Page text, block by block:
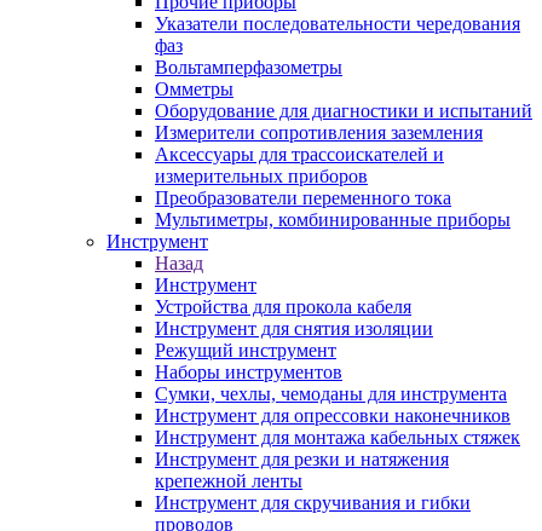
Указатели последовательности чередования
фаз
Вольтамперфазометры
Омметры
Оборудование для диагностики и испытаний
Измерители сопротивления заземления
Аксессуары для трассоискателей и
измерительных приборов
Преобразователи переменного тока
Мультиметры, комбинированные приборы
Инструмент
Назад
Инструмент
Устройства для прокола кабеля
Инструмент для снятия изоляции
Режущий инструмент
Наборы инструментов
Сумки, чехлы, чемоданы для инструмента
Инструмент для опрессовки наконечников
Инструмент для монтажа кабельных стяжек
Инструмент для резки и натяжения
крепежной ленты
Инструмент для скручивания и гибки
проводов